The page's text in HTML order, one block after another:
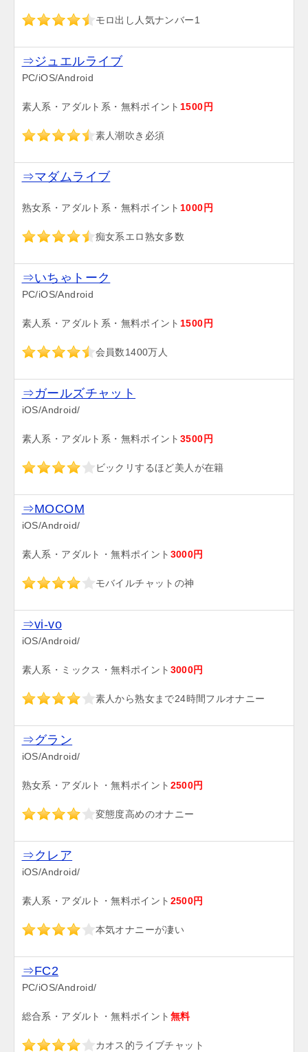
モロ出し人気ナンバー1
⇒ジュエルライブ
PC/iOS/Android
素人系・アダルト系・無料ポイント 1500円
素人潮吹き必須
⇒マダムライブ
熟女系・アダルト系・無料ポイント 1000円
痴女系エロ熟女多数
⇒いちゃトーク
PC/iOS/Android
素人系・アダルト系・無料ポイント 1500円
会員数1400万人
⇒ガールズチャット
iOS/Android/
素人系・アダルト系・無料ポイント 3500円
ビックリするほど美人が在籍
⇒MOCOM
iOS/Android/
素人系・アダルト・無料ポイント 3000円
モバイルチャットの神
⇒vi-vo
iOS/Android/
素人系・ミックス・無料ポイント 3000円
素人から熟女まで24時間フルオナニー
⇒グラン
iOS/Android/
熟女系・アダルト・無料ポイント 2500円
変態度高めのオナニー
⇒クレア
iOS/Android/
素人系・アダルト・無料ポイント 2500円
本気オナニーが凄い
⇒FC2
PC/iOS/Android/
総合系・アダルト・無料ポイント 無料
カオス的ライブチャット